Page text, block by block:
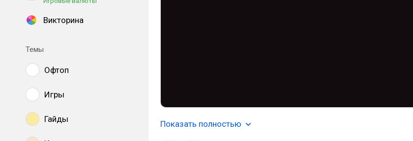
Викторина
Темы
Офтоп
Игры
Гайды Показать полностью